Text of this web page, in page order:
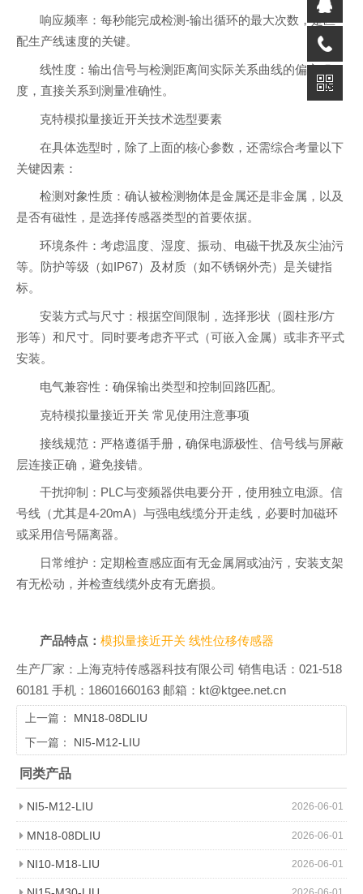
响应频率：每秒能完成检测-输出循环的最大次数，是匹
配生产线速度的关键。
线性度：输出信号与检测距离间实际关系曲线的偏离程
度，直接关系到测量准确性。
克特模拟量接近开关技术选型要素
在具体选型时，除了上面的核心参数，还需综合考量以下
关键因素：
检测对象性质：确认被检测物体是金属还是非金属，以及
是否有磁性，是选择传感器类型的首要依据。
环境条件：考虑温度、湿度、振动、电磁干扰及灰尘油污
等。防护等级（如IP67）及材质（如不锈钢外壳）是关键指
标。
安装方式与尺寸：根据空间限制，选择形状（圆柱形/方
形等）和尺寸。同时要考虑齐平式（可嵌入金属）或非齐平式
安装。
电气兼容性：确保输出类型和控制回路匹配。
克特模拟量接近开关 常见使用注意事项
接线规范：严格遵循手册，确保电源极性、信号线与屏蔽
层连接正确，避免接错。
干扰抑制：PLC与变频器供电要分开，使用独立电源。信
号线（尤其是4-20mA）与强电线缆分开走线，必要时加磁环
或采用信号隔离器。
日常维护：定期检查感应面有无金属屑或油污，安装支架
有无松动，并检查线缆外皮有无磨损。
产品特点：模拟量接近开关线性位移传感器
生产厂家：上海克特传感器科技有限公司 销售电话：021-518
60181 手机：18601660163 邮箱：kt@ktgee.net.cn
上一篇： MN18-08DLIU
下一篇： NI5-M12-LIU
同类产品
2026-06-01
NI5-M12-LIU
2026-06-01
MN18-08DLIU
2026-06-01
NI10-M18-LIU